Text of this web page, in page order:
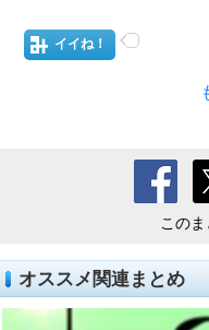
イイね！
この
オススメ関連まとめ